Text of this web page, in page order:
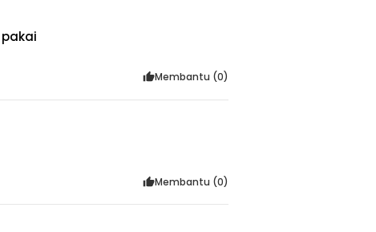
Membantu (0)
Membantu (0)